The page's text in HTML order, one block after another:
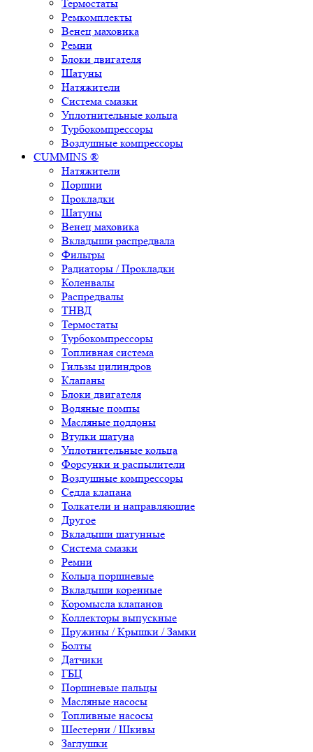
Термостаты
Ремкомплекты
Венец маховика
Ремни
Блоки двигателя
Шатуны
Натяжители
Система смазки
Уплотнительные кольца
Турбокомпрессоры
Воздушные компрессоры
CUMMINS ®
Натяжители
Поршни
Прокладки
Шатуны
Венец маховика
Вкладыши распредвала
Фильтры
Радиаторы / Прокладки
Коленвалы
Распредвалы
ТНВД
Термостаты
Турбокомпрессоры
Топливная система
Гильзы цилиндров
Клапаны
Блоки двигателя
Водяные помпы
Масляные поддоны
Втулки шатуна
Уплотнительные кольца
Форсунки и распылители
Воздушные компрессоры
Седла клапана
Толкатели и направляющие
Другое
Вкладыши шатунные
Система смазки
Ремни
Кольца поршневые
Вкладыши коренные
Коромысла клапанов
Коллекторы выпускные
Пружины / Крышки / Замки
Болты
Датчики
ГБЦ
Поршневые пальцы
Масляные насосы
Топливные насосы
Шестерни / Шкивы
Заглушки